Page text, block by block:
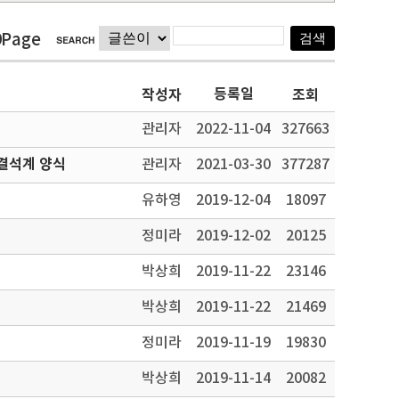
작성자 등록일 조회
관리자 2022-11-04 327663
석계 양식 관리자 2021-03-30 377287
유하영 2019-12-04 18097
정미라 2019-12-02 20125
박상희 2019-11-22 23146
박상희 2019-11-22 21469
정미라 2019-11-19 19830
박상희 2019-11-14 20082